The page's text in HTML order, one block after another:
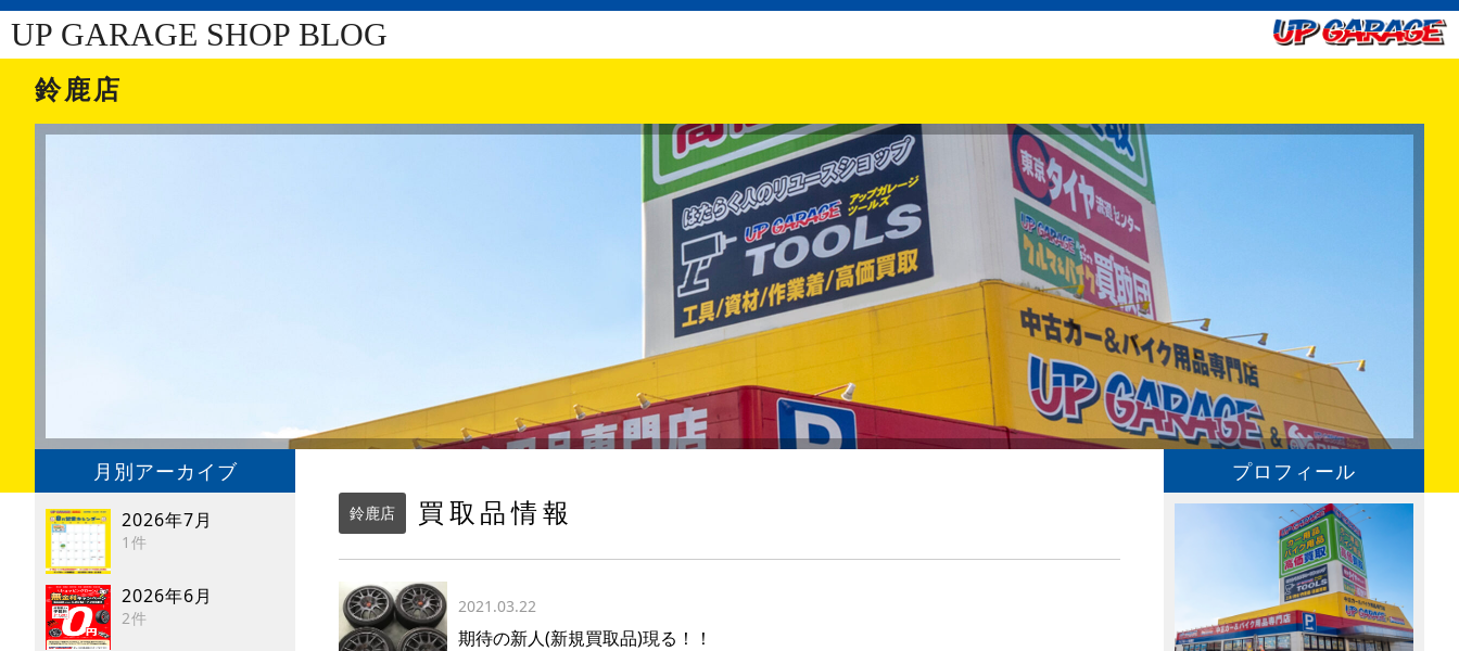
UP GARAGE SHOP BLOG
鈴鹿店
月別アーカイブ
2026年7月
1件
2026年6月
2件
鈴鹿店 買取品情報
2021.03.22
期待の新人(新規買取品)現る！！
プロフィール